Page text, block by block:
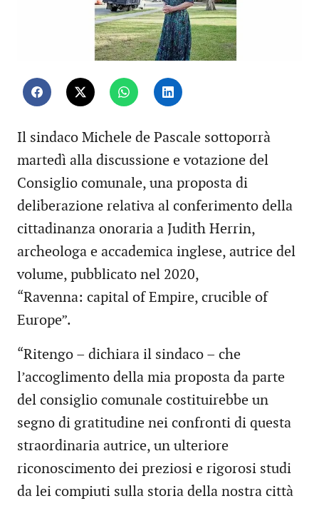
Il sindaco Michele de Pascale sottoporrà
martedì alla discussione e votazione del
Consiglio comunale, una proposta di
deliberazione relativa al conferimento della
cittadinanza onoraria a Judith Herrin,
archeologa e accademica inglese, autrice del
volume, pubblicato nel 2020,
“Ravenna: capital of Empire, crucible of
Europe”.
“Ritengo – dichiara il sindaco – che
l’accoglimento della mia proposta da parte
del consiglio comunale costituirebbe un
segno di gratitudine nei confronti di questa
straordinaria autrice, un ulteriore
riconoscimento dei preziosi e rigorosi studi
da lei compiuti sulla storia della nostra città